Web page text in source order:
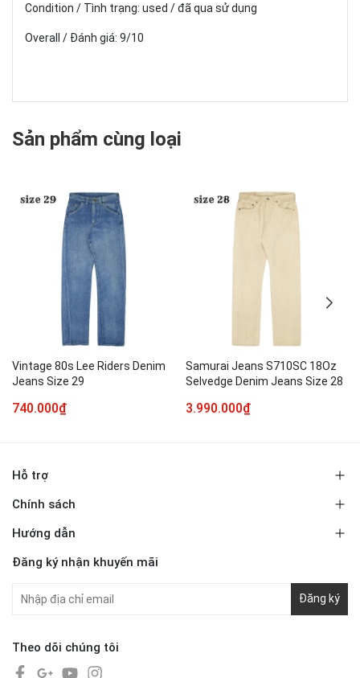
Condition / Tình trạng: used / đã qua sử dụng
Overall / Đánh giá: 9/10
Sản phẩm cùng loại
Vintage 80s Lee Riders Denim
Jeans Size 29
740.000₫
Samurai Jeans S710SC 18Oz
Selvedge Denim Jeans Size 28
3.990.000₫
Hỗ trợ
Chính sách
Hướng dẫn
Đăng ký nhận khuyến mãi
Đăng ký
Theo dõi chúng tôi